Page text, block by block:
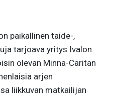
paikallinen taide-,
tarjoava yritys Ivalon
olevan Minna-Caritan
arjen
liikkuvan matkailijan